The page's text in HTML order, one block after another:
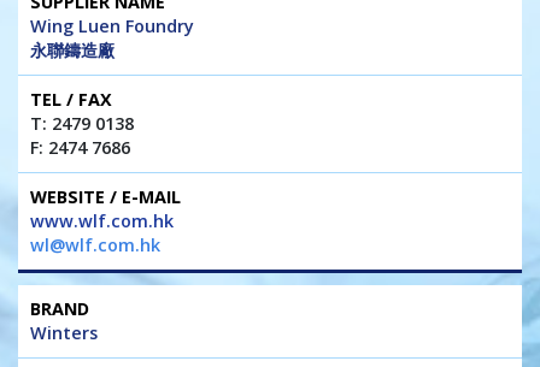
Wing Luen Foundry
永聯鑄造廠
T: 2479 0138
F: 2474 7686
www.wlf.com.hk
wl@wlf.com.hk
Winters